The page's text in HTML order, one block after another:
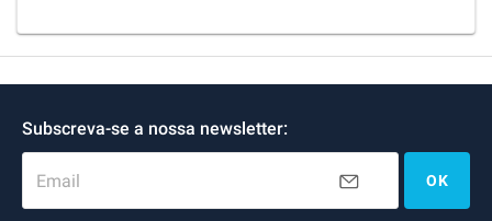
Subscreva-se a nossa newsletter:
Email OK